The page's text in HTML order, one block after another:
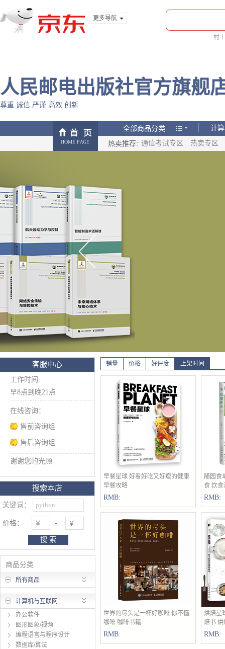
更多导航
村
人民邮电出版社官方旗舰
尊重 诚信 严谨 高效 创新
全部商品分类
计
计
时
热卖推荐: 通信考试专区 热卖专区
客服中心
工作时间
早8点到晚21点
在线咨询：
售前咨询组
售后咨询组
谢谢您的光顾
搜索本店
关键词：
价格： -
搜 索
商品分类
所有商品
计算机与互联网
办公软件
图形图象/视频
编程语言与程序设计
数据库/算法
销量 价格 好评度 上架时间
立即购买
早餐星球 好看好吃又好瘦的健康
早餐攻略
RMB:
随园食
食 饮食
RMB:
立即购买
世界的尽头是一杯好咖啡 你不懂
咖啡 咖啡书籍
RMB:
烘焙星
焙书 烘
籍
RMB: